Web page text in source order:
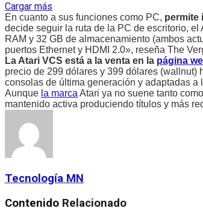
Cargar más
En cuanto a sus funciones como PC, permite
decide seguir la ruta de la PC de escritorio,
RAM y 32 GB de almacenamiento (ambos
puertos Ethernet y HDMI 2.0», reseña The
La Atari VCS está a la venta en la página
precio de 299 dólares y 399 dólares
consolas de última generación y adaptadas a
Aunque la marca Atari ya no suene tanto
mantenido activa produciendo títulos y más
Tecnología MN
Contenido Relacionado